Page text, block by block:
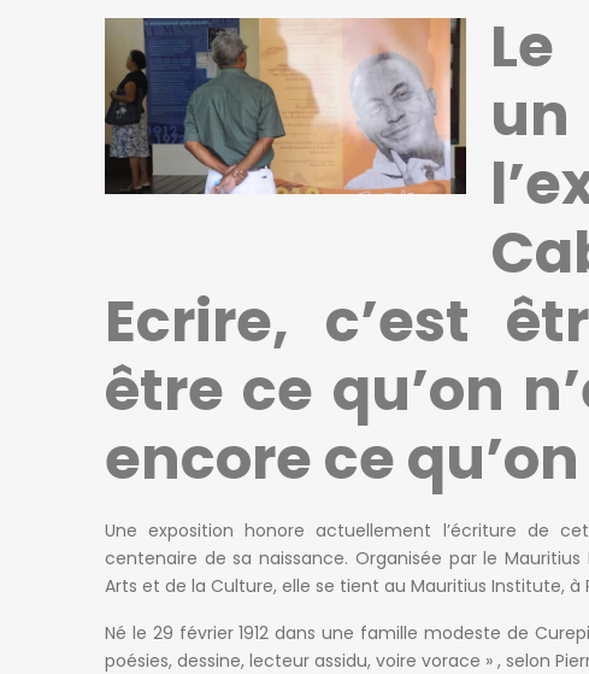
Le
Ecrire, c’est
être ce qu’on
encore ce
Une exposition honore actuellement l’écriture de
centenaire de sa naissance. Organisée par le
Arts et de la Culture, elle se tient au Mauritius Institute, à
Né le 29 février 1912 dans une famille modeste de
poésies, dessine, lecteur assidu, voire vorace » , selon